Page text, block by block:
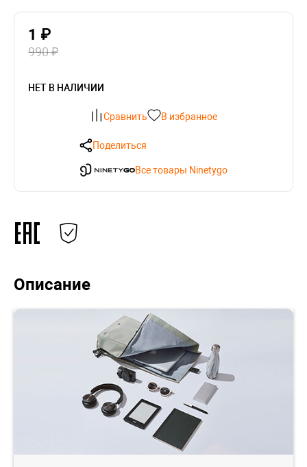
1 ₽
990 ₽
НЕТ В НАЛИЧИИ
Сравнить В избранное
Поделиться
Все товары Ninetygo
Описание